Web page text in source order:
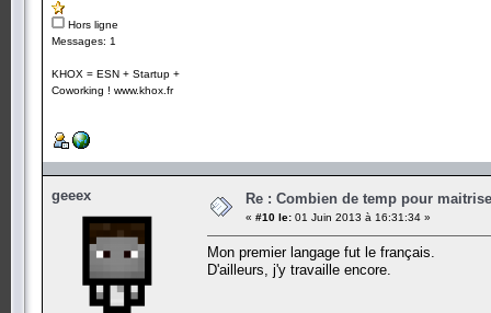
Hors ligne
Messages: 1
KHOX = ESN + Startup +
Coworking ! www.khox.fr
geeex Re : Combien de temp pour
« #10 le: 01 Juin 2013 à 16:31:34 »
Mon premier langage fut le français.
D'ailleurs, j'y travaille encore.